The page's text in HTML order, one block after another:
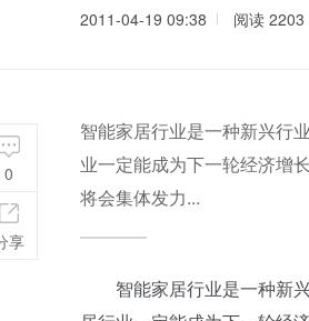
2011-04-19 09:38 阅读 2203
智能家居行业是一种新兴行
业一定能成为下一轮经济增
将会集体发力...
智能家居行业是一种新兴
0
享